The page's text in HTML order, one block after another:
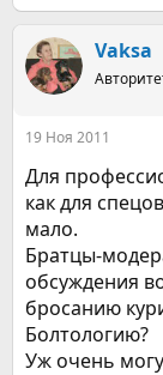
Vaksa
19 Ноя 2011
Для
как для
мало.
Братцы-
обсуждения
бросанию
Болтологию?
Уж очень